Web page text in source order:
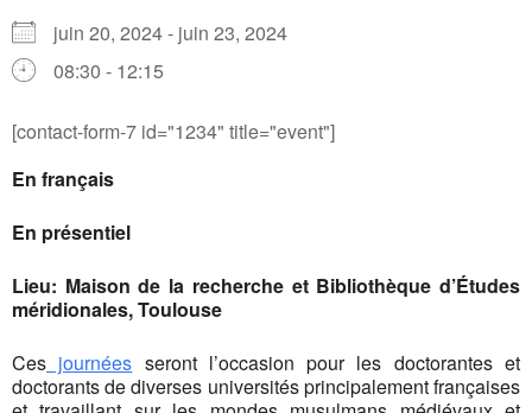
juin 20, 2024 - juin 23, 2024
08:30 - 12:15
[contact-form-7 id="1234" title="event"]
En français
En présentiel
Lieu: Maison de la recherche et Bibliothèque d’Études
méridionales, Toulouse
Ces journées seront l’occasion pour les doctorantes et
doctorants de diverses universités principalement françaises